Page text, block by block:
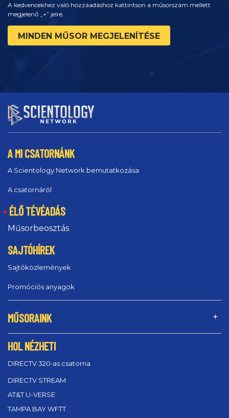
A kedvencekhez való hozzáadáshoz kattintson a műsorszám mellett
megjelenő „+” jelre.
MINDEN MŰSOR MEGJELENÍTÉSE
A MI CSATORNÁNK
A Scientology Network bemutatkozása
A csatornáról
ÉLŐ TÉVÉADÁS
Műsorbeosztás
SAJTÓHÍREK
Sajtóközlemények
Promóciós anyagok
MŰSORAINK
HOL NÉZHETI
DIRECTV 320‑as csatorna
DIRECTV STREAM
AT&T U-VERSE
TAMPA BAY WFTT